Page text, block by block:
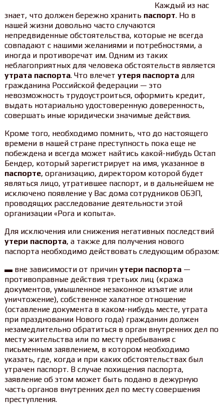
Каждый из нас
знает, что должен бережно хранить паспорт. Но в
нашей жизни довольно часто случаются
непредвиденные обстоятельства, которые не всегда
совпадают с нашими желаниями и потребностями, а
иногда и противоречат им. Одним из таких
неблагоприятных для человека обстоятельств является
утрата паспорта. Что влечет утеря паспортадля
гражданина Российской федерации — это
невозможность трудоустроиться, оформить кредит,
выдать нотариально удостоверенную доверенность,
совершать иные юридически значимые действия.
Кроме того, необходимо помнить, что до настоящего
времени в нашей стране преступность пока еще не
побеждена и всегда может найтись какой-нибудь Остап
Бендер, который зарегистрирует на имя, указанное в
паспорте, организацию, директором которой будет
являться лицо, утратившее паспорт, и в дальнейшем не
исключено появление у Вас дома сотрудников ОБЭП,
проводящих расследование деятельности этой
организации «Рога и копыта».
Для исключения или снижения негативных последствий
утери паспорта, а также для получения нового
паспорта необходимо действовать следующим образом:
▬ вне зависимости от причин утери паспорта—
противоправные действия третьих лиц (кража
документов, умышленное незаконное изъятие или
уничтожение), собственное халатное отношение
(оставление документа в каком-нибудь месте, утрата
при праздновании Нового года) гражданин должен
незамедлительно обратиться в орган внутренних дел по
месту жительства или по месту пребывания с
письменным заявлением, в котором необходимо
указать, где, когда и при каких обстоятельствах был
утрачен паспорт. В случае похищения паспорта,
заявление об этом может быть подано в дежурную
часть органов внутренних дел по месту совершения
преступления.